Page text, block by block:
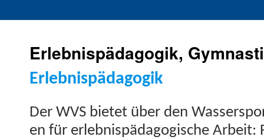
Erlebnispädagogik,
Erleb­nis­päd­a­gogik
Der WVS bietet über den
en für erleb­nis­päd­a­gogis­che Arbeit: